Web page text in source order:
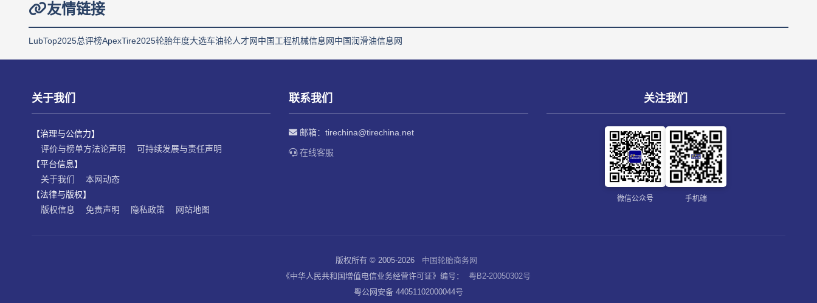
友情链接
LubTop2025总评榜ApexTire2025轮胎年度大选车油轮人才网中国工程机械信息网中国润滑油信息网
关于我们
【治理与公信力】
评价与榜单方法论声明
可持续发展与责任声明
【平台信息】
关于我们
本网动态
【法律与版权】
版权信息
免责声明 隐私政策 网站地图
联系我们
邮箱：tirechina@tirechina.net
在线客服
关注我们
微信公众号 手机端
版权所有 © 2005-2026
中国轮胎商务网
《中华人民共和国增值电信业务经营许可证》编号：
粤B2-20050302号
粤公网安备 44051102000044号